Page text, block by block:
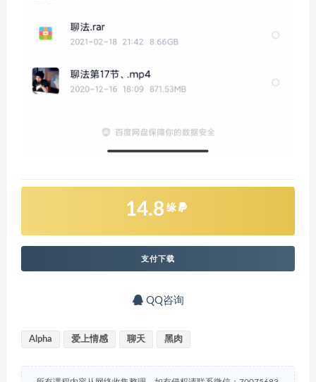
14.8 缘
支付下载
QQ咨询
Alpha 爱上情感 聊天 黑肉